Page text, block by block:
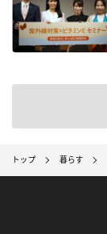
トップ 暮らす